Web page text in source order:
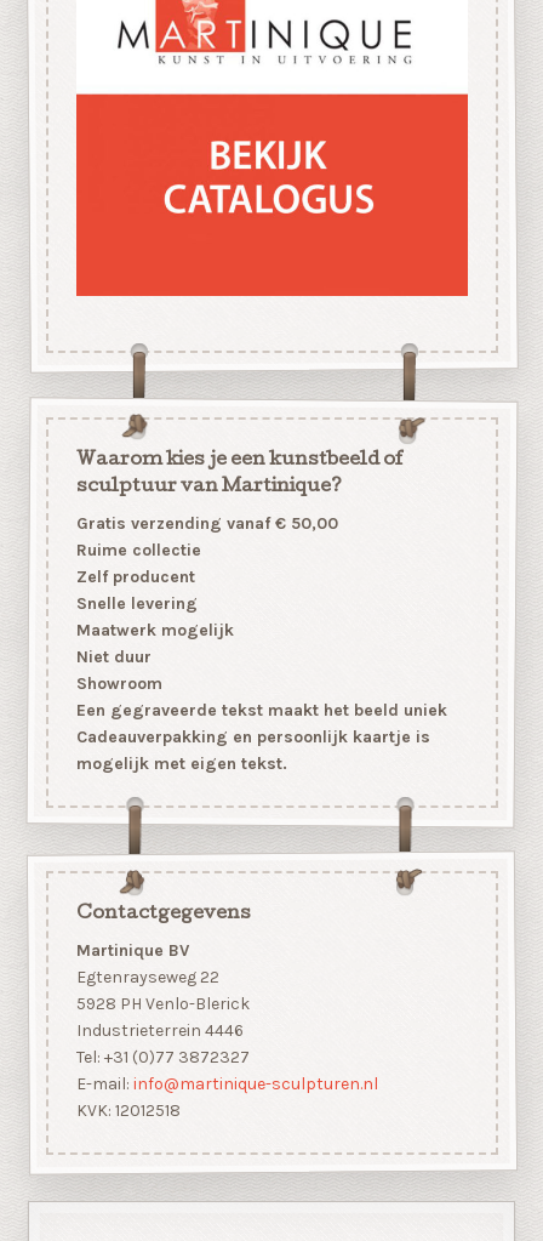
Waarom kies je een kunstbeeld of
sculptuur van Martinique?
Gratis verzending vanaf € 50,00
Ruime collectie
Zelf producent
Snelle levering
Maatwerk mogelijk
Niet duur
Showroom
Een gegraveerde tekst maakt het beeld uniek
Cadeauverpakking en persoonlijk kaartje is
mogelijk met eigen tekst.
Contactgegevens
Martinique BV
Egtenrayseweg 22
5928 PH Venlo-Blerick
Industrieterrein 4446
Tel: +31 (0)77 3872327
E-mail: info@martinique-sculpturen.nl
KVK: 12012518